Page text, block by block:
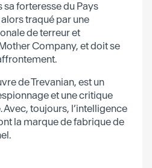
forteresse du Pays
traqué par une
de terreur et
Company, et doit se
de Trevanian, est un
et une critique
Avec, toujours, l’intelligence
la marque de fabrique de